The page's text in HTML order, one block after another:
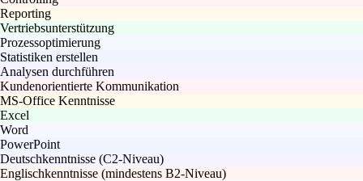
Reporting
Vertriebsunterstützung
Prozessoptimierung
Statistiken erstellen
Analysen durchführen
Kundenorientierte Kommunikation
MS-Office Kenntnisse
Excel
Word
PowerPoint
Deutschkenntnisse (C2-Niveau)
Englischkenntnisse (mindestens B2-Niveau)